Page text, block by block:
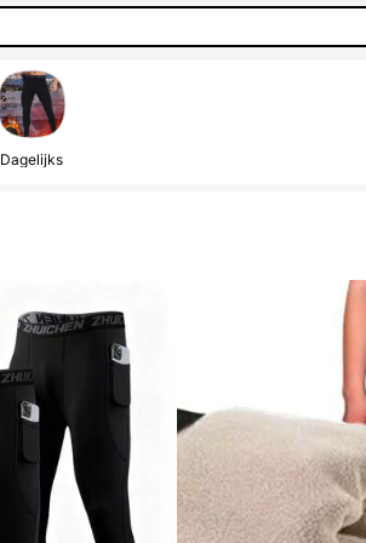
Dagelijks